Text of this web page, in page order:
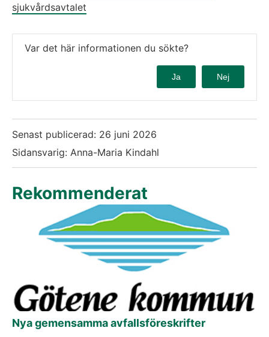
sjukvårdsavtalet
Var det här informationen du sökte?
Ja Nej
Senast publicerad: 26 juni 2026
Sidansvarig: Anna-Maria Kindahl
Rekommenderat
Nya gemensamma avfallsföreskrifter